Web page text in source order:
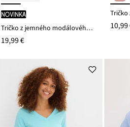
novinka
Tričko z jemného modálového mixu
19,99 €
10,99